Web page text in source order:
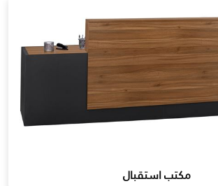
مكتب استقبال